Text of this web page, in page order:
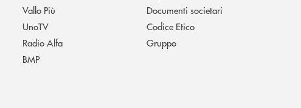
Vallo Più
UnoTV
Radio Alfa
BMP
Documenti societari
Codice Etico
Gruppo